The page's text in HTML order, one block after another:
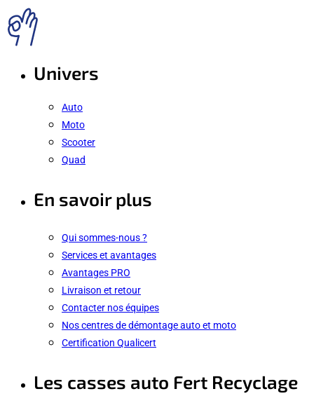
Univers
Auto
Moto
Scooter
Quad
En savoir plus
Qui sommes-nous ?
Services et avantages
Avantages PRO
Livraison et retour
Contacter nos équipes
Nos centres de démontage auto et moto
Certification Qualicert
Les casses auto Fert Recyclage